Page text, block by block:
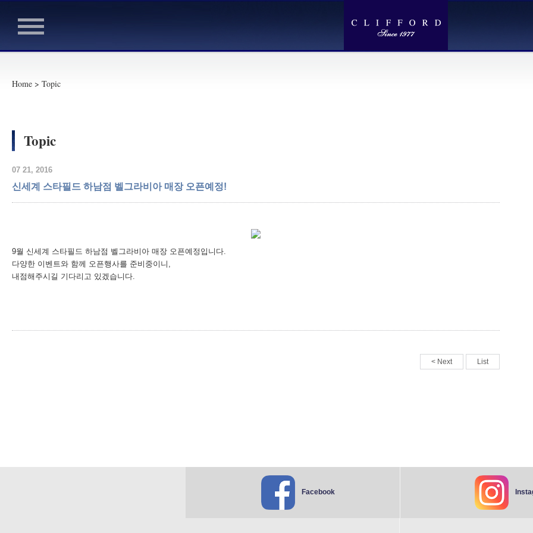
Home > Topic
Topic
07 21, 2016
신세계 스타필드 하남점 벨그라비아 매장 오픈예정!
9월 신세계 스타필드 하남점 벨그라비아 매장 오픈예정입니다.
다양한 이벤트와 함께 오픈행사를 준비중이니,
내점해주시길 기다리고 있겠습니다.
< Next List
Facebook